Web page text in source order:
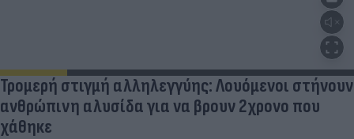
Τρομερή στιγμή αλληλεγγύης: Λουόμενοι στήνουν
ανθρώπινη αλυσίδα για να βρουν 2χρονο που
χάθηκε